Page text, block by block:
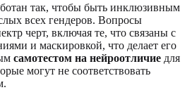
так, чтобы быть инклюзивным
всех гендеров. Вопросы
черт, включая те, что связаны с
и маскировкой, что делает его
самотестом на нейроотличие для
могут не соответствовать